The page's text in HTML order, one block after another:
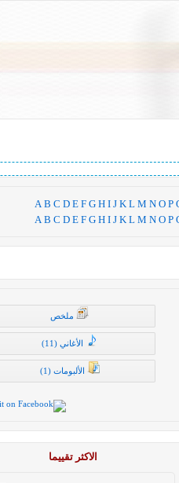
A B C D E F G H I J K L M N O P
A B C D E F G H I J K L M N O P
ملخص
الأغاني (11)
الألبومات (1)
الاكثر تقييما